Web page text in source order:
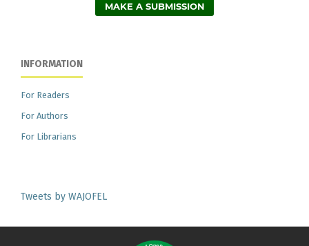
MAKE A SUBMISSION
INFORMATION
For Readers
For Authors
For Librarians
Tweets by WAJOFEL